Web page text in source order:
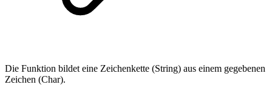
Die Funktion bildet eine Zeichenkette (String) aus einem gegebenen
Zeichen (Char).